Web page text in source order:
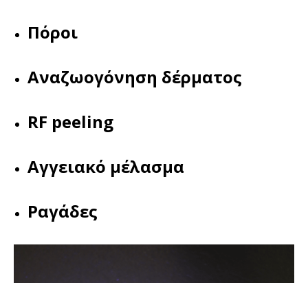
Πόροι
Αναζωογόνηση δέρματος
RF peeling
Αγγειακό μέλασμα
Ραγάδες